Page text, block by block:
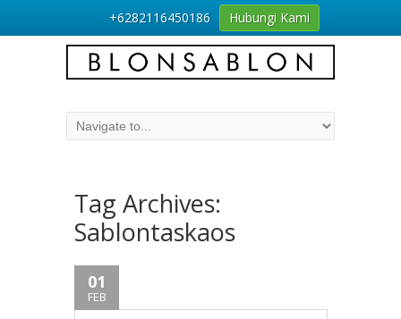
Tag Archives:
Sablontaskaos
01
FEB
+6282116450186 Hubungi Kami